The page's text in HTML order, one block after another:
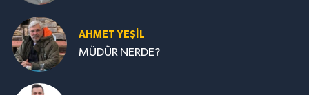
AHMET YEŞİL
MÜDÜR NERDE?